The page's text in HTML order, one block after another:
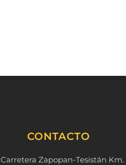
CONTACTO
Carretera Zapopan-Tesistán Km.